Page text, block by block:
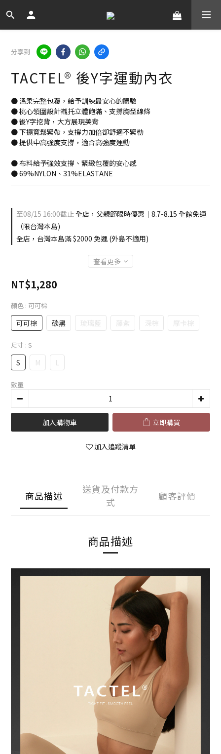
分享到
TACTEL® 後Y字運動內衣
● 溫柔完整包覆，給予訓練最安心的體驗
● 桃心領圍設計襯托立體飽滿、支撐胸型線條
● 後Y字挖背，大方展現美背
● 下擺寬鬆緊帶，支撐力加倍卻舒適不緊勒
● 提供中高強度支撐，適合高強度運動
● 布料給予強效支撐、緊緻包覆的安心感
● 69%NYLON、31%ELASTANE
至08/15 16:00截止全店，父親節限時優惠｜8.7-8.15 全館免運
（限台灣本島)
全店，台灣本島滿 $2000 免運 (外島不適用)
查看更多
NT$1,280
顏色 : 可可棕
可可棕 碳黑 琉璃藍 藤紫 深棕 摩卡棕
尺寸 : S
S M L
數量
加入購物車 立即購買
加入追蹤清單
商品描述
送貨及付款方
式
顧客評價
商品描述